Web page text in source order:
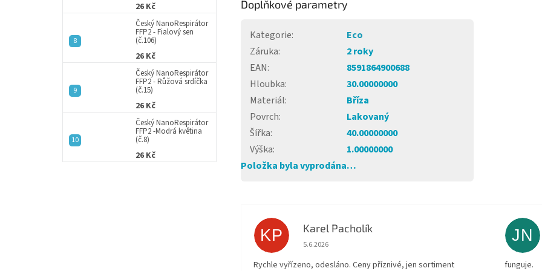
26 Kč
Český NanoRespirátor
FFP2 - Fialový sen
(č.106)
26 Kč
Český NanoRespirátor
FFP2 - Růžová srdíčka
(č.15)
26 Kč
Český NanoRespirátor
FFP2 -Modrá květina
(č.8)
26 Kč
Doplňkové parametry
Kategorie:
Eco
Záruka:
2 roky
EAN:
8591864900688
Hloubka:
30.00000000
Materiál:
Bříza
Povrch:
Lakovaný
Šířka:
40.00000000
Výška:
1.00000000
Položka byla vyprodána…
KP Karel Pacholík
Hodnocení obchodu je 4 z 5 hvězdiček.
5.6.2026
Rychle vyřízeno, odesláno. Ceny příznivé, jen sortiment
JN
funguje.